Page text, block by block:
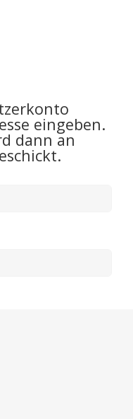
eingeben.
dann an